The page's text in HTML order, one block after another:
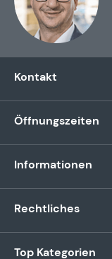
Kontakt
Öffnungszeiten
Informationen
Rechtliches
Top Kategorien